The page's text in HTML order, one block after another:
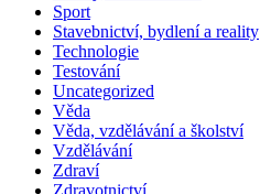
Sport
Stavebnictví, bydlení a reality
Technologie
Testování
Uncategorized
Věda
Věda, vzdělávání a školství
Vzdělávání
Zdraví
Zdravotnictví